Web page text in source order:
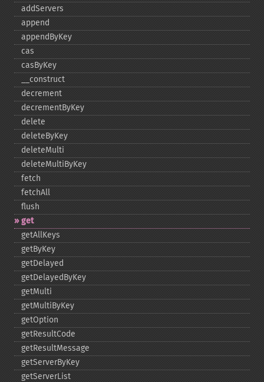
addServers
append
appendByKey
cas
casByKey
_​_​construct
decrement
decrementByKey
delete
deleteByKey
deleteMulti
deleteMultiByKey
fetch
fetchAll
flush
get
getAllKeys
getByKey
getDelayed
getDelayedByKey
getMulti
getMultiByKey
getOption
getResultCode
getResultMessage
getServerByKey
getServerList